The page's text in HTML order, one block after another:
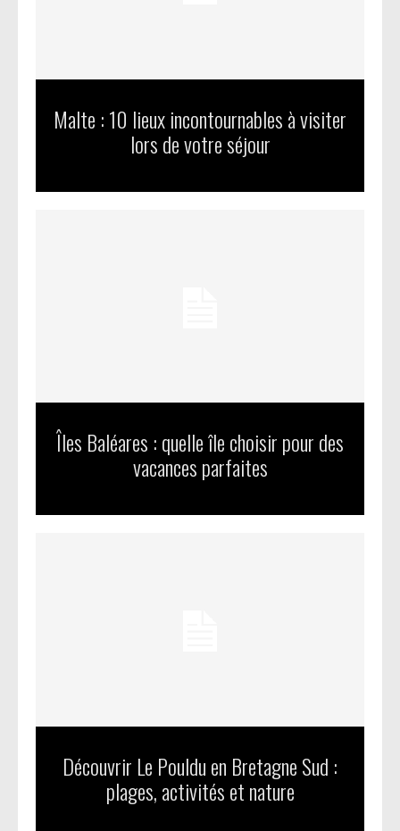
Malte : 10 lieux incontournables à visiter
lors de votre séjour
Îles Baléares : quelle île choisir pour des
vacances parfaites
Découvrir Le Pouldu en Bretagne Sud :
plages, activités et nature